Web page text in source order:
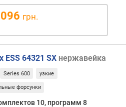
грн.
ESS 64321 SX нержавейка
Series 600 узкие
форсунки
10, программ 8